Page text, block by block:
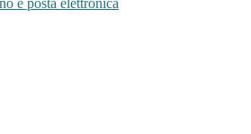
e posta elettronica